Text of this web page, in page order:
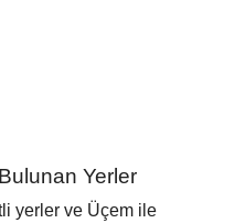
Yerler
yerler ve Üçem ile